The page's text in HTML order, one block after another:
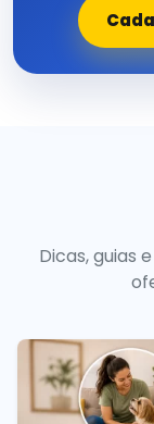
Dicas, guias